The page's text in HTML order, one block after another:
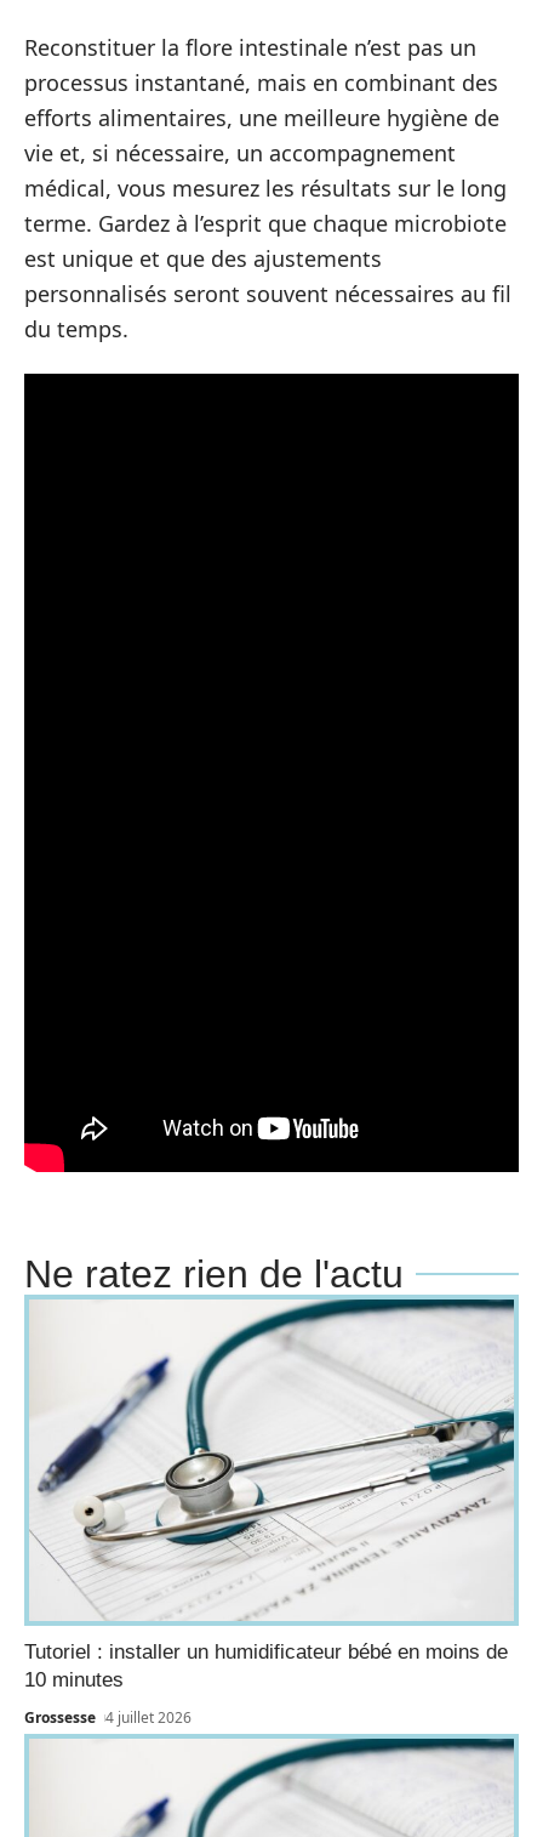
Reconstituer la flore intestinale n’est pas un
processus instantané, mais en combinant des
efforts alimentaires, une meilleure hygiène de
vie et, si nécessaire, un accompagnement
médical, vous mesurez les résultats sur le long
terme. Gardez à l’esprit que chaque microbiote
est unique et que des ajustements
personnalisés seront souvent nécessaires au fil
du temps.
Ne ratez rien de l'actu
Tutoriel : installer un humidificateur bébé en moins de
10 minutes
Grossesse 4 juillet 2026